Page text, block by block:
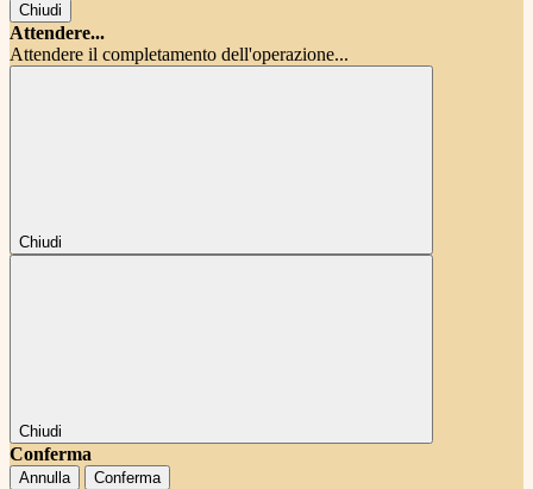
Chiudi
Attendere...
Attendere il completamento dell'operazione...
Chiudi
Chiudi
Conferma
Annulla Conferma